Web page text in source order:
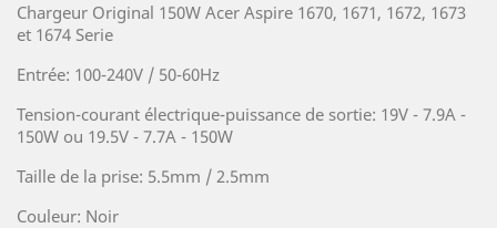
Chargeur Original 150W Acer Aspire 1670, 1671, 1672, 1673
et 1674 Serie
Entrée: 100-240V / 50-60Hz
Tension-courant électrique-puissance de sortie: 19V - 7.9A -
150W ou 19.5V - 7.7A - 150W
Taille de la prise: 5.5mm / 2.5mm
Couleur: Noir